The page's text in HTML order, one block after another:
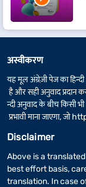
अस्वीकरण
यह मूल अंग्रेज़ी पेज का
है और सही अनुवाद प्रदान
न्दी अनुवाद के बीच किसी
प्रभावी माना जाएगा, जो
Disclaimer
Above is a
best effort basis,
translation. In case